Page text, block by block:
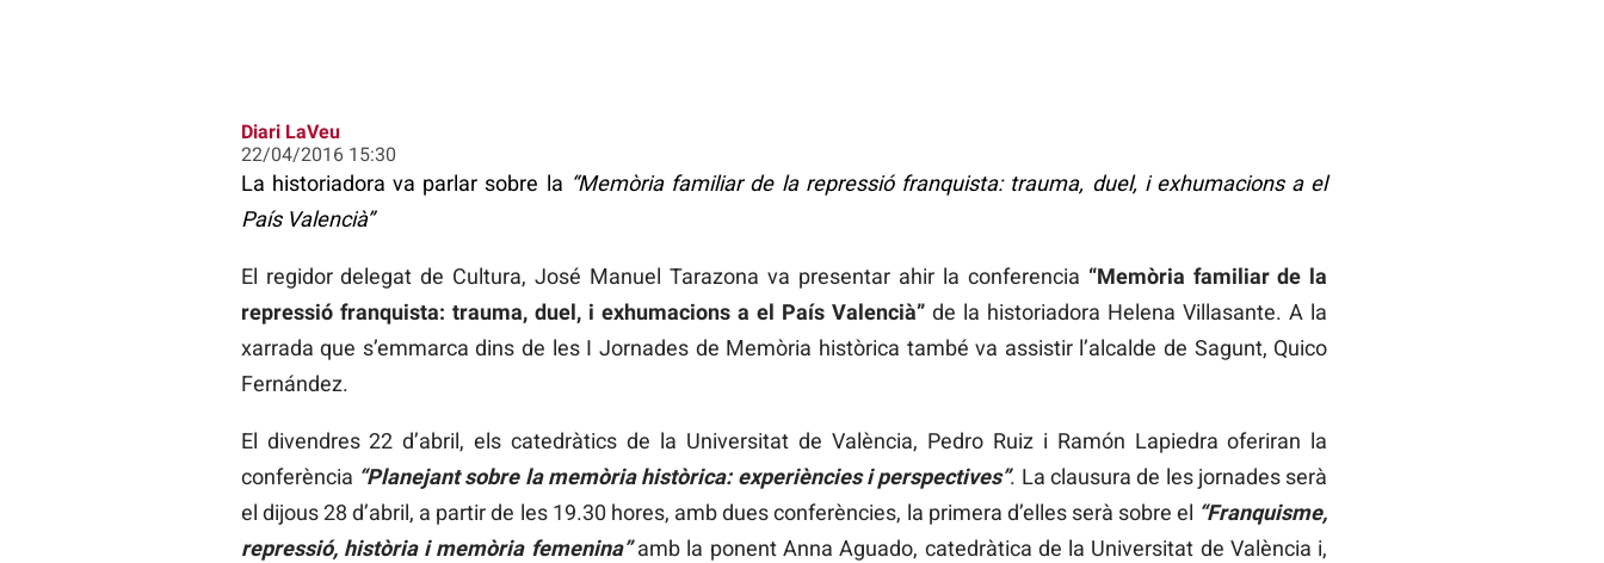
Diari LaVeu
22/04/2016 15:30
La historiadora va parlar sobre la “Memòria familiar de la repressió franquista: trauma, duel, i exhumacions a el
País Valencià”
El regidor delegat de Cultura, José Manuel Tarazona va presentar ahir la conferencia “Memòria familiar de la
repressió franquista: trauma, duel, i exhumacions a el País Valencià” de la historiadora Helena Villasante. A la
xarrada que s’emmarca dins de les I Jornades de Memòria històrica també va assistir l’alcalde de Sagunt, Quico
Fernández.
El divendres 22 d’abril, els catedràtics de la Universitat de València, Pedro Ruiz i Ramón Lapiedra oferiran la
conferència “Planejant sobre la memòria històrica: experiències i perspectives”. La clausura de les jornades serà
el dijous 28 d’abril, a partir de les 19.30 hores, amb dues conferències, la primera d’elles serà sobre el “Franquisme,
repressió, història i memòria femenina”amb la ponent Anna Aguado, catedràtica de la Universitat de València i,